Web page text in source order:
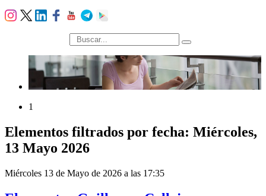
búsqueda
1
Elementos filtrados por fecha: Miércoles,
13 Mayo 2026
Miércoles 13 de Mayo de 2026 a las 17:35